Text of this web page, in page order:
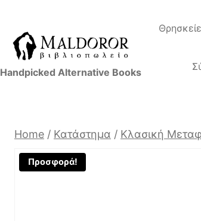
content
Handpicked Alternative Books
Home / Κατάστημα / Κλασική
Προσφορά!